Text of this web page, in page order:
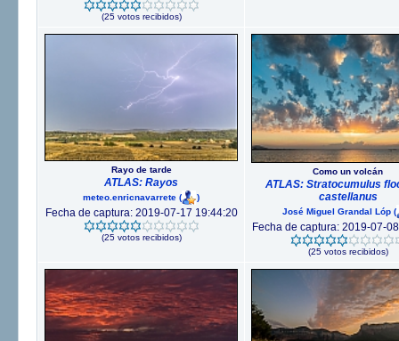
(25 votos recibidos)
Rayo de tarde
ATLAS: Rayos
meteo.enricnavarrete ( )
Fecha de captura: 2019-07-17 19:44:20
(25 votos recibidos)
Como un volcán
ATLAS: Stratocumulus
castellanus
José Miguel Grandal Lóp(
Fecha de captura: 2019-07-
(25 votos recibidos)